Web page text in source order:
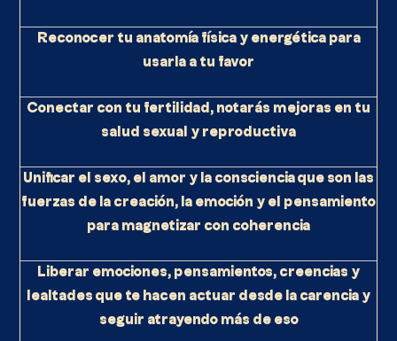
Reconocer tu anatomía física y energética para
usarla a tu favor
Conectar con tu fertilidad, notarás mejoras en tu
salud sexual y reproductiva
Unificar el sexo, el amor y la consciencia que son las
fuerzas de la creación, la emoción y el pensamiento
para magnetizar con coherencia
Liberar emociones, pensamientos, creencias y
lealtades que te hacen actuar desde la carencia y
seguir atrayendo más de eso